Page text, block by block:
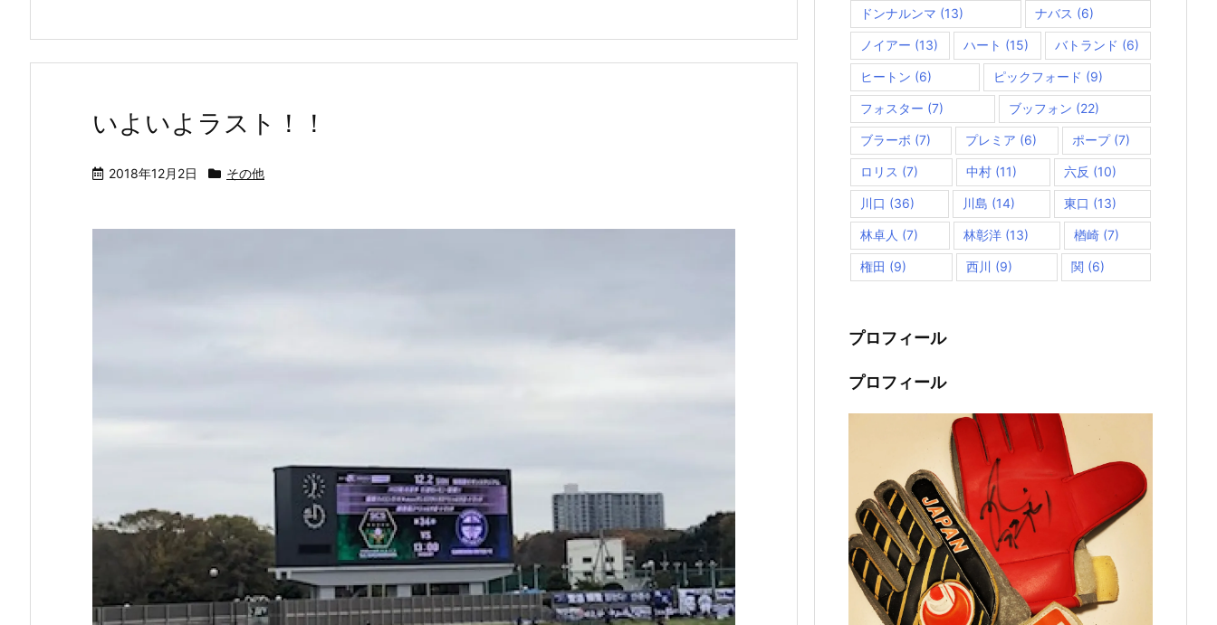
いよいよラスト！！
2018年12月2日 その他
ドンナルンマ (13) ナバス (6)
ノイアー (13) ハート (15) バトランド (6)
ヒートン (6) ピックフォード (9)
フォスター (7) ブッフォン (22)
ブラーボ (7) プレミア (6) ポープ(7)
ロリス (7) 中村(11) 六反 (10)
川口 (36) 川島 (14) 東口 (13)
林卓人 (7) 林彰洋 (13) 楢崎 (7)
権田 (9) 西川 (9) 関 (6)
プロフィール
プロフィール